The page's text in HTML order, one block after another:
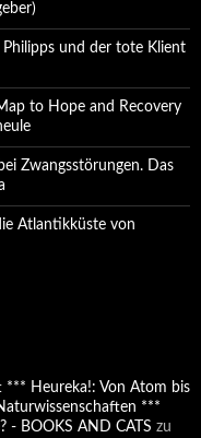
und der tote Klient
to Hope and Recovery
Zwangsstörungen. Das
Atlantikküste von
*** Heureka!: Von Atom bis
***
- BOOKS AND CATS zu